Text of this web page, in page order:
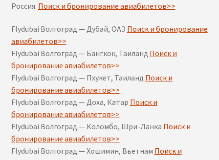
Россия. Поиск и бронирование авиабилетов>>
Flydubai Волгоград — Дубай, ОАЭ Поиск и бронирование
авиабилетов>>
Flydubai Волгоград — Бангкок, Таиланд Поиск и
бронирование авиабилетов>>
Flydubai Волгоград — Пхукет, Таиланд Поиск и
бронирование авиабилетов>>
Flydubai Волгоград — Доха, Катар Поиск и
бронирование авиабилетов>>
Flydubai Волгоград — Коломбо, Шри-Ланка Поиск и
бронирование авиабилетов>>
Flydubai Волгоград — Хошимин, Вьетнам Поиск и